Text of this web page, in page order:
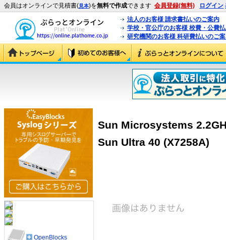
会員はオンラインで見積書(見本)を無料で作成できます 会員登録(無料) ログイン
法人のお客様 請求書払いのご案内
学校・官公庁のお客様 校費・公費
研究機関のお客様 科研費払いのご
Sun Microsystems
Sun Ultra 40 (X7258A)
OpenBlocks